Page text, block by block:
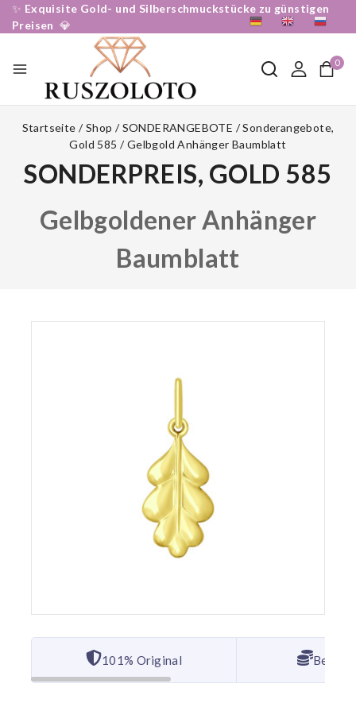
✨ Exquisite Gold- und Silberschmuckstücke zu günstigen
Preisen 💎
0
Startseite / Shop / SONDERANGEBOTE / Sonderangebote,
Gold 585 / Gelbgold Anhänger Baumblatt
SONDERPREIS, GOLD 585
Gelbgoldener Anhänger
Baumblatt
101% Original Bester